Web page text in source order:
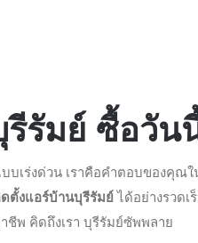
รีรัมย์ ซื้อวั
บเร่งด่วน เราคือคำตอบของคุณ
ตั้งแอร์บ้านบุรีรัมย์ ได้อย่างรวดเ
ชีพ คิดถึงเรา บุรีรัมย์ซัพพลาย